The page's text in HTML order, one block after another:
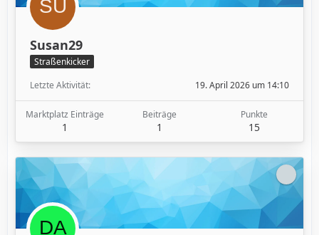
Susan29
Straßenkicker
Letzte Aktivität
19. April 2026 um 14:10
Marktplatz Einträge
1
Beiträge
1
Punkte
15